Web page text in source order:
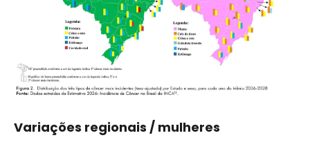
Variações regionais / mulheres